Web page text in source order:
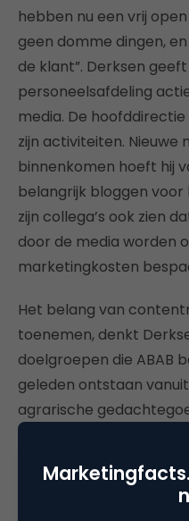
hebben nu een vrij
geen domme dingen,
de klant”. Derksen
personeelsafdeling
media. De
zijn activiteiten. Nieuwe
binnenkomen hoeft hij
belangrijk bloggen voor
zijn collega’s ook zien
door de media worden
marketingkosten
Het belang van
toenemen, denkt
doelgroepen die ABAB
geleden ontstaan
agrarische
inmiddels steeds meer
zit een substantieel
agrarische markt.
markten kleeft het